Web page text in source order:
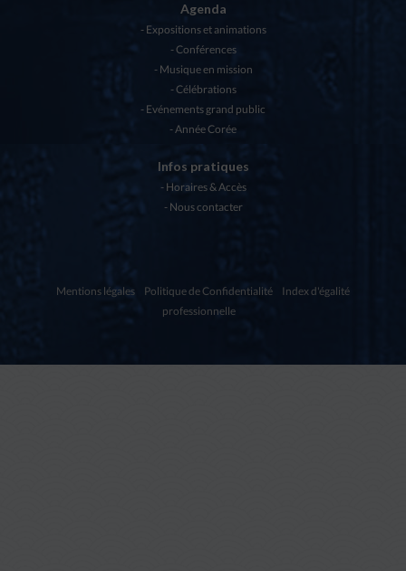
Agenda
Expositions et animations
Conférences
Musique en mission
Célébrations
Evénements grand public
Année Corée
Infos pratiques
Horaires & Accès
Nous contacter
Mentions légales Politique de Confidentialité
Index d'égalité
professionnelle